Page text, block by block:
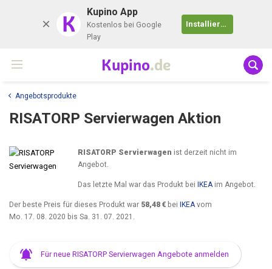
K Kupino App
Kostenlos bei Google
Play
Installieren
Kupino.de
Angebotsprodukte
RISATORP Servierwagen Aktion
RISATORP Servierwagen ist derzeit nicht im
Angebot.
Das letzte Mal war das Produkt bei IKEAim Angebot.
Der beste Preis für dieses Produkt war 58,48 € bei IKEA vom
Mo. 17. 08. 2020 bis Sa. 31. 07. 2021
Für neue RISATORP Servierwagen Angebote anmelden